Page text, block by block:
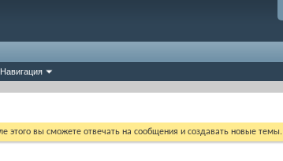
Навигация
этого вы сможете отвечать на сообщения и создавать новые темы.